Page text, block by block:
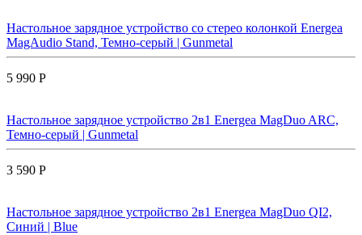
Настольное зарядное устройство со стерео колонкой Energea
MagAudio Stand, Темно-серый | Gunmetal
5 990 Р
Настольное зарядное устройство 2в1 Energea MagDuo ARC,
Темно-серый | Gunmetal
3 590 Р
Настольное зарядное устройство 2в1 Energea MagDuo QI2,
Синий | Blue